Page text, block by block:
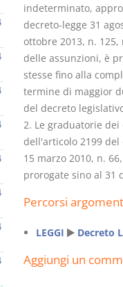
indeterminato,
decreto-legge 31
ottobre 2013, n.
delle assunzioni, è
stesse fino alla
termine di maggior
del decreto
2. Le graduatorie
dell'articolo 2199
15 marzo 2010, n.
prorogate sino al 31
Percorsi
LEGGI Decreto
Aggiungi un
€